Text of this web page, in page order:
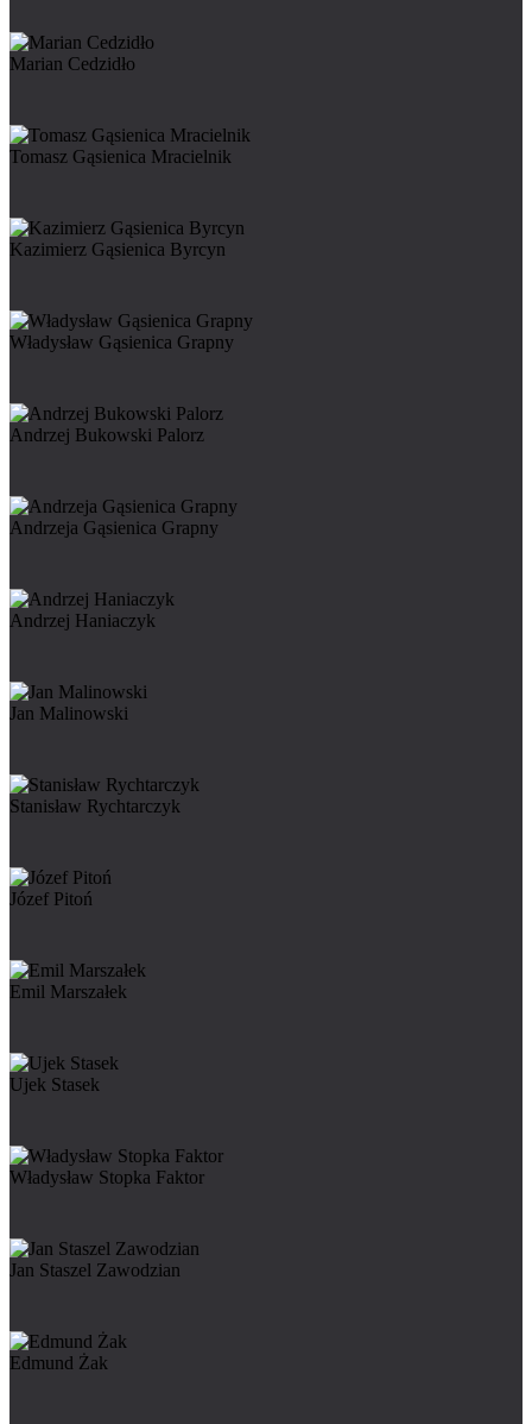
Marian Cedzidło
Tomasz Gąsienica Mracielnik
Kazimierz Gąsienica Byrcyn
Władysław Gąsienica Grapny
Andrzej Bukowski Palorz
Andrzeja Gąsienica Grapny
Andrzej Haniaczyk
Jan Malinowski
Stanisław Rychtarczyk
Józef Pitoń
Emil Marszałek
Ujek Stasek
Władysław Stopka Faktor
Jan Staszel Zawodzian
Edmund Żak